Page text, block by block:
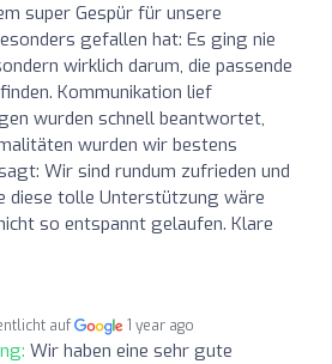
super Gespür für unsere
gefallen hat: Es ging nie
wirklich darum, die passende
Kommunikation lief
wurden schnell beantwortet,
wurden wir bestens
Wir sind rundum zufrieden und
diese tolle Unterstützung wäre
so entspannt gelaufen. Klare
auf 1 year ago
Wir haben eine sehr gute